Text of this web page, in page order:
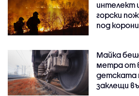
интелект
горски
под
Майка
метра от
детската
заклещи